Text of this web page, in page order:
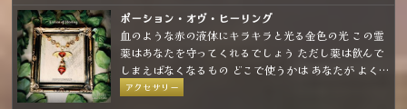
ポーション・オヴ・ヒーリング
血のような赤の液体にキラキラと光る金色の光 この霊
薬はあなたを守ってくれるでしょう ただし薬は飲んで
しまえばなくなるもの どこで使うかは あなたが よく
考えて…
アクセサリー